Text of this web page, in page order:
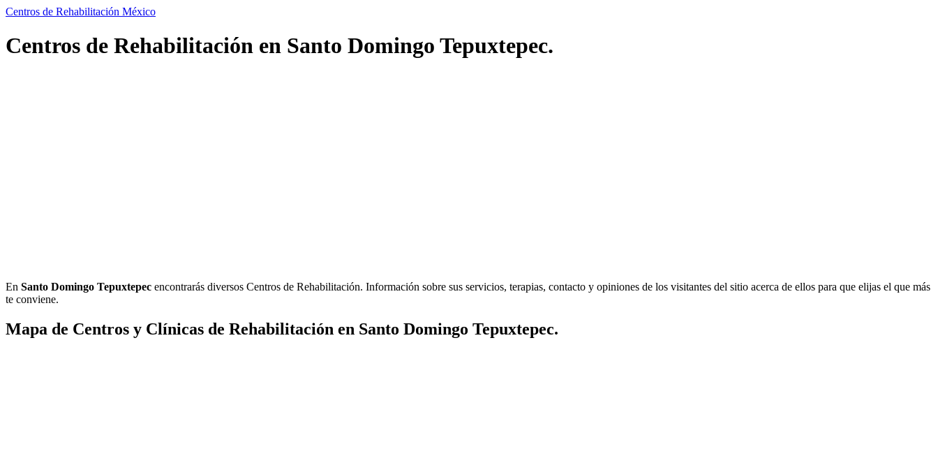
Centros de Rehabilitación México
Centros de Rehabilitación en Santo Domingo Tepuxtepec.
En Santo Domingo Tepuxtepec encontrarás diversos Centros de Rehabilitación. Información sobre sus servicios, terapias, contacto y opiniones de los visitantes del sitio acerca de ellos para que elijas el que más
te conviene.
Mapa de Centros y Clínicas de Rehabilitación en Santo Domingo Tepuxtepec.